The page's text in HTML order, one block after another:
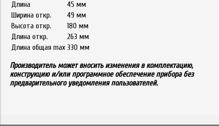
Длина
45 мм
Ширина откр.
49 мм
Высота откр.
180 мм
Длина откр.
263 мм
Длина общая max 330 мм
Производитель может вносить изменения в комплектацию,
конструкцию и/или программное обеспечение прибора без
предварительного уведомления пользователей.